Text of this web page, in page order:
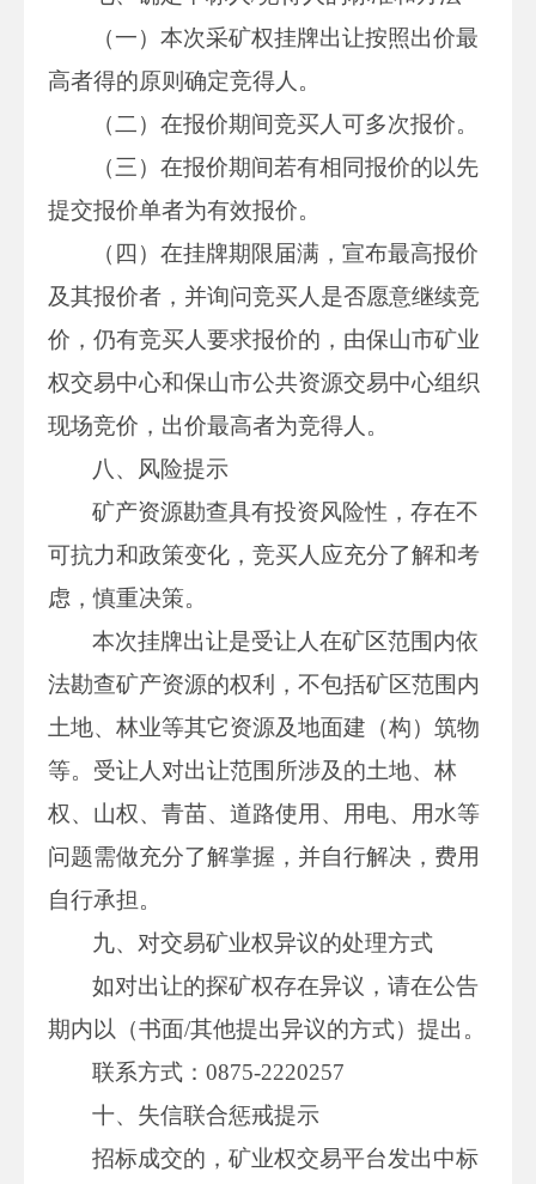
（一）本次采矿权挂牌出让按照出价最
高者得的原则确定竞得人。
（二）在报价期间竞买人可多次报价。
（三）在报价期间若有相同报价的以先
提交报价单者为有效报价。
（四）在挂牌期限届满，宣布最高报价
及其报价者，并询问竞买人是否愿意继续竞
价，仍有竞买人要求报价的，由保山市矿业
权交易中心和保山市公共资源交易中心组织
现场竞价，出价最高者为竞得人。
八、风险提示
矿产资源勘查具有投资风险性，存在不
可抗力和政策变化，竞买人应充分了解和考
虑，慎重决策。
本次挂牌出让是受让人在矿区范围内依
法勘查矿产资源的权利，不包括矿区范围内
土地、林业等其它资源及地面建（构）筑物
等。受让人对出让范围所涉及的土地、林
权、山权、青苗、道路使用、用电、用水等
问题需做充分了解掌握，并自行解决，费用
自行承担。
九、对交易矿业权异议的处理方式
如对出让的探矿权存在异议，请在公告
期内以（书面/其他提出异议的方式）提出。
联系方式：0875-2220257
十、失信联合惩戒提示
招标成交的，矿业权交易平台发出中标